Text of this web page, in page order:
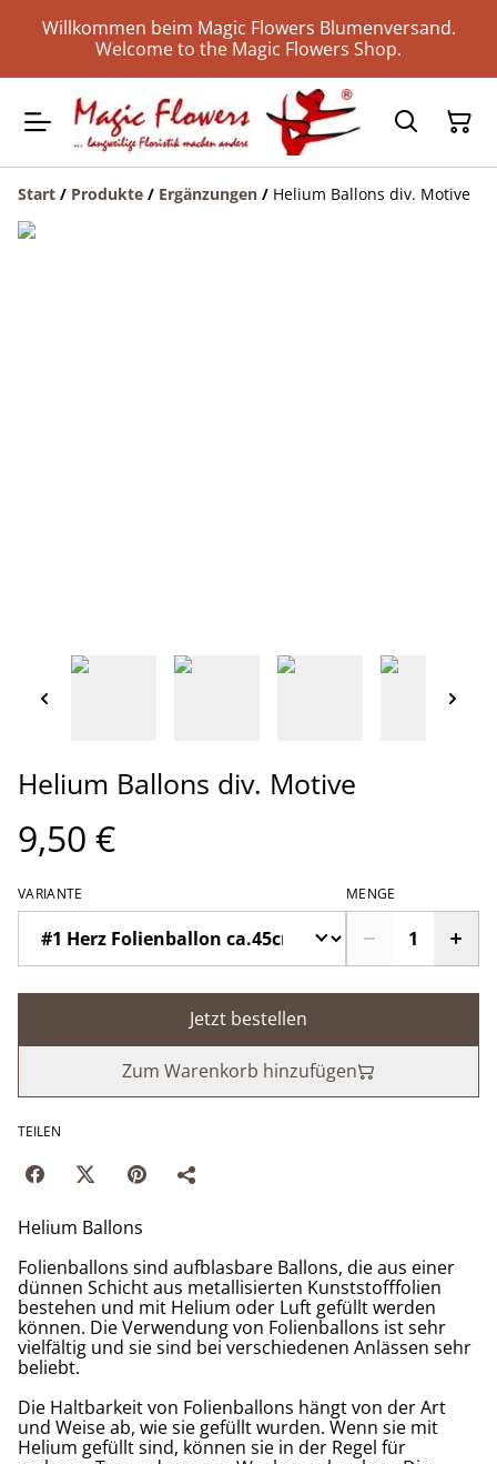
Willkommen beim Magic Flowers Blumenversand.
Welcome to the Magic Flowers Shop.
Start / Produkte / Ergänzungen / Helium Ballons div. Motive
Helium Ballons div. Motive
9,50 €
VARIANTE MENGE
Jetzt bestellen
Zum Warenkorb hinzufügen
TEILEN
Helium Ballons
Folienballons sind aufblasbare Ballons, die aus einer
dünnen Schicht aus metallisierten Kunststofffolien
bestehen und mit Helium oder Luft gefüllt werden
können. Die Verwendung von Folienballons ist sehr
vielfältig und sie sind bei verschiedenen Anlässen sehr
beliebt.
Die Haltbarkeit von Folienballons hängt von der Art
und Weise ab, wie sie gefüllt wurden. Wenn sie mit
Helium gefüllt sind, können sie in der Regel für